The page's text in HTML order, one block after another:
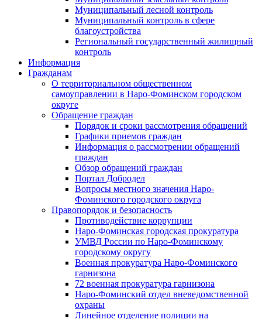
Муниципальный лесной контроль
Муниципальный контроль в сфере
благоустройства
Региональный государственный жилищный
контроль
Информация
Гражданам
О территориальном общественном
самоуправлении в Наро-Фоминском городском
округе
Обращение граждан
Порядок и сроки рассмотрения обращений
Графики приемов граждан
Информация о рассмотрении обращений
граждан
Обзор обращений граждан
Портал Добродел
Вопросы местного значения Наро-
Фоминского городского округа
Правопорядок и безопасность
Противодействие коррупции
Наро-Фоминская городская прокуратура
УМВД России по Наро-Фоминскому
городскому округу
Военная прокуратура Наро-Фоминского
гарнизона
72 военная прокуратура гарнизона
Наро-Фоминский отдел вневедомственной
охраны
Линейное отделение полиции на